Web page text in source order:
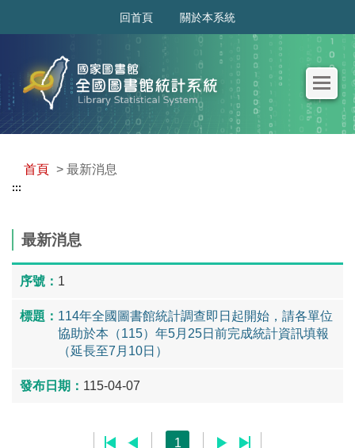
回首頁 關於本系統
首頁 > 最新消息
:::
最新消息
1
114年全國圖書館統計調查即日起開始，請各單位
協助於本（115）年5月25日前完成統計資訊填報
（延長至7月10日）
115-04-07
1